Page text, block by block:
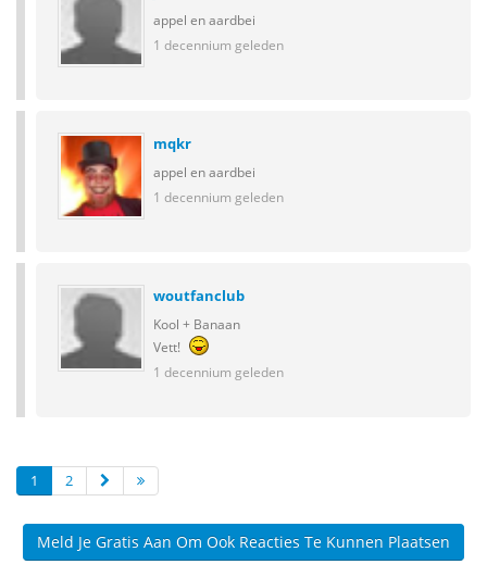
appel en aardbei
1 decennium geleden
mqkr
appel en aardbei
1 decennium geleden
woutfanclub
Kool + Banaan
Vett!
1 decennium geleden
1 2
Meld Je Gratis Aan Om Ook Reacties Te Kunnen Plaatsen